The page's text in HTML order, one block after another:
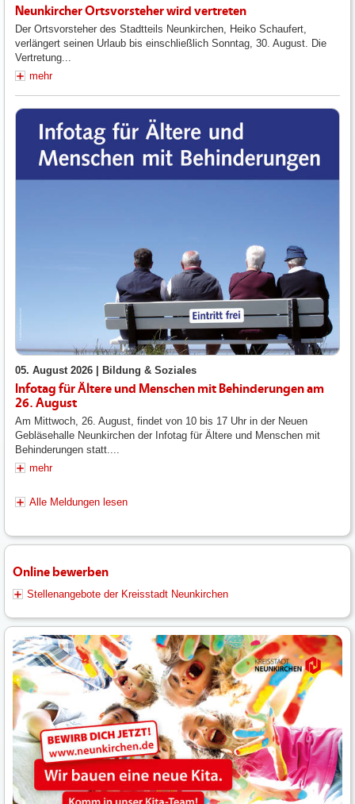
Neunkircher Ortsvorsteher wird vertreten
Der Ortsvorsteher des Stadtteils Neunkirchen, Heiko Schaufert,
verlängert seinen Urlaub bis einschließlich Sonntag, 30. August. Die
Vertretung...
mehr
05. August 2026 | Bildung & Soziales
Infotag für Ältere und Menschen mit Behinderungen am
26. August
Am Mittwoch, 26. August, findet von 10 bis 17 Uhr in der Neuen
Gebläsehalle Neunkirchen der Infotag für Ältere und Menschen mit
Behinderungen statt....
mehr
Alle Meldungen lesen
Online bewerben
Stellenangebote der Kreisstadt Neunkirchen